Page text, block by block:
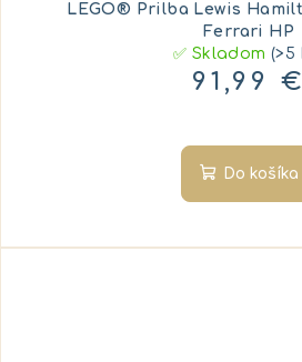
LEGO® Prilba Lewis
Ferrari HP
✅ Skladom(>5
91,99 €
Do košíka